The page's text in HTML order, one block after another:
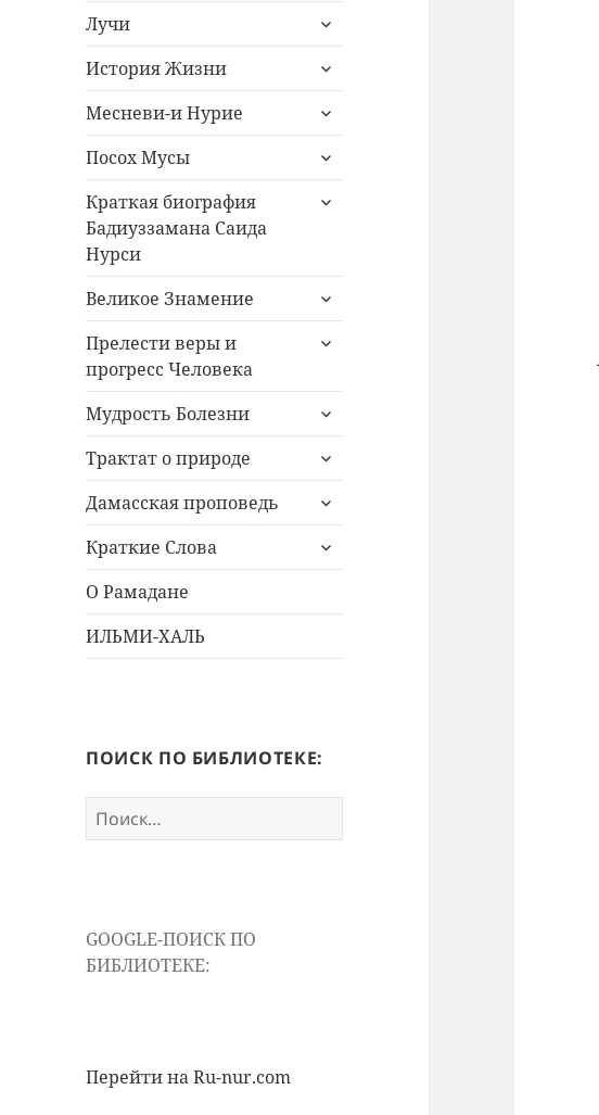
меню
Лучи
раскрыть
меню
История Жизни
раскрыть
меню
Месневи-и Нурие
раскрыть
меню
Посох Мусы
раскрыть
меню
Краткая биография
Бадиуззамана Саида
Нурси
раскрыть
Великое Знамение
раскрыть
меню
Прелести веры и
прогресс Человека
раскрыть
Мудрость Болезни
раскрыть
меню
Трактат о природе
раскрыть
меню
Дамасская проповедь
раскрыть
меню
Краткие Слова
раскрыть
О Рамадане
ИЛЬМИ-ХАЛЬ
ПОИСК ПО БИБЛИОТЕКЕ:
Найти:
GOOGLE-ПОИСК ПО
БИБЛИОТЕКЕ:
Перейти на Ru-nur.com